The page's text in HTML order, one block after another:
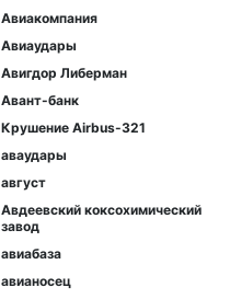
Авиакомпания
Авиаудары
Авигдор Либерман
Авант-банк
Крушение Airbus-321
аваудары
август
Авдеевский коксохимический
завод
авиабаза
авианосец